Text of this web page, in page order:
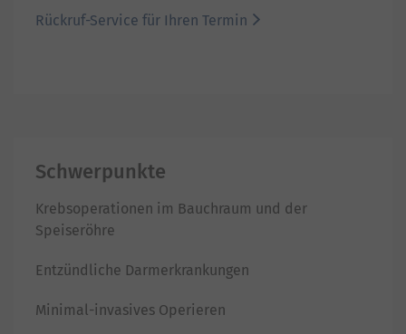
Rückruf-Service für Ihren Termin
Schwerpunkte
Krebsoperationen im Bauchraum und der
Speiseröhre
Entzündliche Darmerkrankungen
Minimal-invasives Operieren